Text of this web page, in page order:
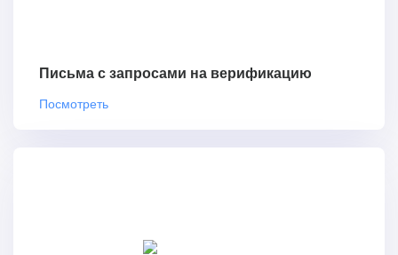
Письма с запросами на верификацию
Посмотреть